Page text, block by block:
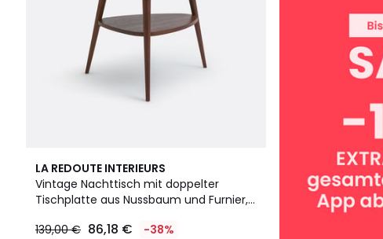
LA REDOUTE INTERIEURS
Vintage Nachttisch mit doppelter
Tischplatte aus Nussbaum und Furnier,
139,00 € 86,18 € -38%